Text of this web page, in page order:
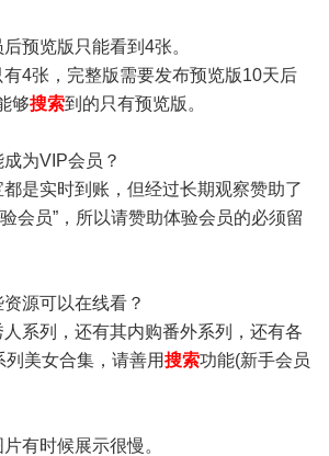
预览版只能看到4张。
4张，完整版需要发布预览版10天后
够搜索到的只有预览版。
为VIP会员？
是实时到账，但经过长期观察赞助了
会员”，所以请赞助体验会员的必须留
源可以在线看？
系列，还有其内购番外系列，还有各
美女合集，请善用搜索功能(新手会员
有时候展示很慢。